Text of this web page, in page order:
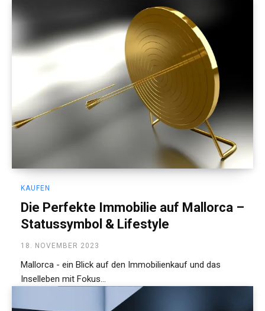
KAUFEN
Die Perfekte Immobilie auf Mallorca –
Statussymbol & Lifestyle
18. NOVEMBER 2023
Mallorca - ein Blick auf den Immobilienkauf und das
Inselleben mit Fokus...